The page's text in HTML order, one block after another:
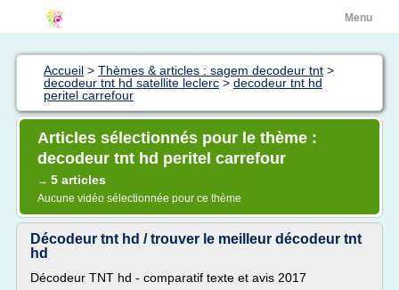
Menu
Accueil > Thèmes & articles : sagem decodeur tnt >
decodeur tnt hd satellite leclerc > decodeur tnt hd
peritel carrefour
Articles sélectionnés pour le thème :
decodeur tnt hd peritel carrefour
→ 5 articles
Aucune vidéo sélectionnée pour ce thème
Décodeur tnt hd / trouver le meilleur décodeur tnt
hd
Décodeur TNT hd - comparatif texte et avis 2017